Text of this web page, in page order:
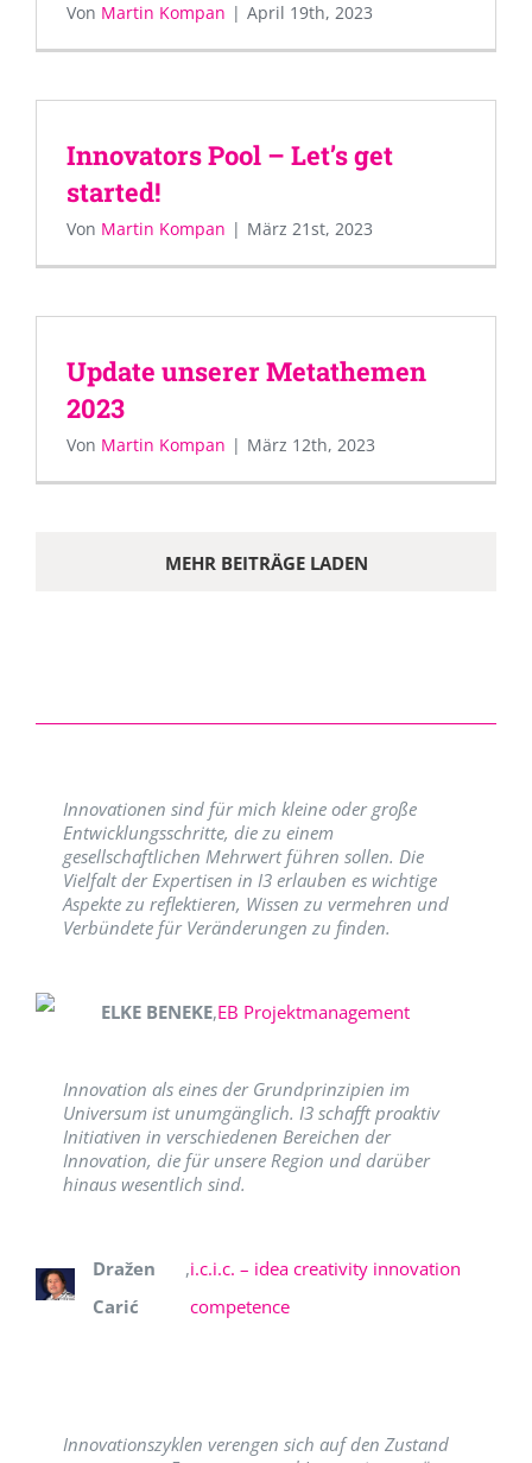
Von Martin Kompan | April 19th, 2023
Innovators Pool – Let’s get
started!
Von Martin Kompan | März 21st, 2023
Update unserer Metathemen
2023
Von Martin Kompan | März 12th, 2023
MEHR BEITRÄGE LADEN
Innovationen sind für mich kleine oder große
Entwicklungsschritte, die zu einem
gesellschaftlichen Mehrwert führen sollen. Die
Vielfalt der Expertisen in I3 erlauben es wichtige
Aspekte zu reflektieren, Wissen zu vermehren und
Verbündete für Veränderungen zu finden.
ELKE BENEKE,EB Projektmanagement
Innovation als eines der Grundprinzipien im
Universum ist unumgänglich. I3 schafft proaktiv
Initiativen in verschiedenen Bereichen der
Innovation, die für unsere Region und darüber
hinaus wesentlich sind.
Dražen
Carić
,i.c.i.c. – idea creativity innovation
competence
Innovationszyklen verengen sich auf den Zustand